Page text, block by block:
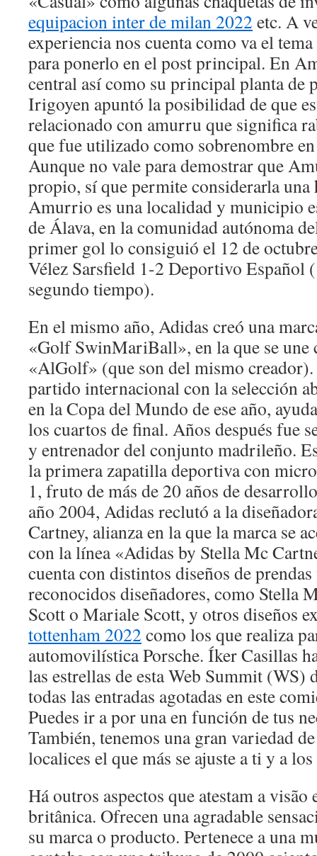
equipacion inter de milan 2022 etc. A
experiencia nos cuenta como va el
para ponerlo en el post principal. En
central así como su principal planta de
Irigoyen apuntó la posibilidad de que
relacionado con amurru que significa
que fue utilizado como sobrenombre
Aunque no vale para demostrar que
propio, sí que permite considerarla
Amurrio es una localidad y municipio
de Álava, en la comunidad autónoma
primer gol lo consiguió el 12 de
Vélez Sarsfield 1-2 Deportivo Español
segundo tiempo).
En el mismo año, Adidas creó una
«Golf SwinMariBall», en la que se une
«AlGolf» (que son del mismo
partido internacional con la selección
en la Copa del Mundo de ese año,
los cuartos de final. Años después fue
y entrenador del conjunto madrileño.
la primera zapatilla deportiva con
1, fruto de más de 20 años de
año 2004, Adidas reclutó a la
Cartney, alianza en la que la marca se
con la línea «Adidas by Stella Mc
cuenta con distintos diseños de
reconocidos diseñadores, como Stella
Scott o Mariale Scott, y otros diseños
tottenham 2022 como los que realiza
automovilística Porsche. Íker Casillas
las estrellas de esta Web Summit (WS)
todas las entradas agotadas en este
Puedes ir a por una en función de tus
También, tenemos una gran variedad
localices el que más se ajuste a ti y a
Há outros aspectos que atestam a
britânica. Ofrecen una agradable
su marca o producto. Pertenece a una